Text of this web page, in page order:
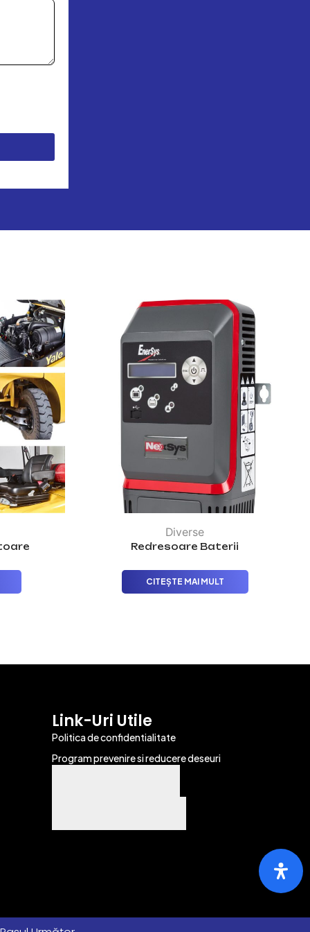
Diverse
Redresoare Baterii
CITEȘTE MAI MULT
Link-Uri Utile
Politica de confidentialitate
Program prevenire si reducere deseuri